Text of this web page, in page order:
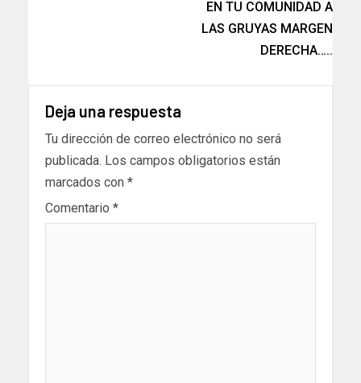
EN TU COMUNIDAD A
LAS GRUYAS MARGEN
DERECHA…..
Deja una respuesta
Tu dirección de correo electrónico no será
publicada. Los campos obligatorios están
marcados con *
Comentario *